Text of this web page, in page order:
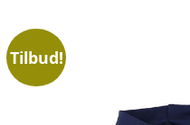
Tilbud!